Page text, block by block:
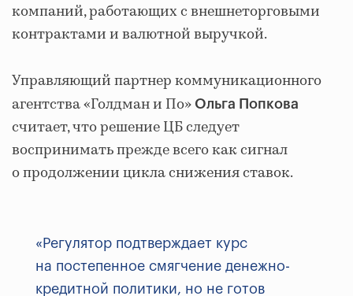
компаний, работающих с внешнеторговыми
контрактами и валютной выручкой.
Управляющий партнер коммуникационного
агентства «Голдман и По» Ольга Попкова
считает, что решение ЦБ следует
воспринимать прежде всего как сигнал
о продолжении цикла снижения ставок.
«Регулятор подтверждает курс
на постепенное смягчение денежно-
кредитной политики, но не готов